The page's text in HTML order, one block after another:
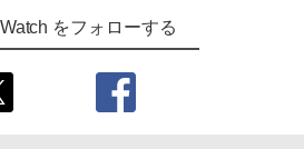
をフォローする